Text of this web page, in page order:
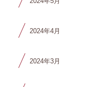
2024年4月
2024年3月